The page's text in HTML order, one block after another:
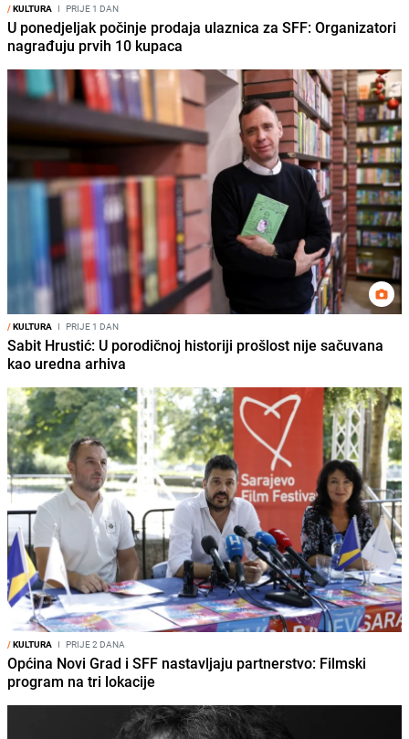
/KULTURA I PRIJE 1 DAN
U ponedjeljak počinje prodaja ulaznica za SFF: Organizatori
nagrađuju prvih 10 kupaca
/KULTURA I PRIJE 1 DAN
Sabit Hrustić: U porodičnoj historiji prošlost nije sačuvana
kao uredna arhiva
/KULTURA I PRIJE 2 DANA
Općina Novi Grad i SFF nastavljaju partnerstvo: Filmski
program na tri lokacije